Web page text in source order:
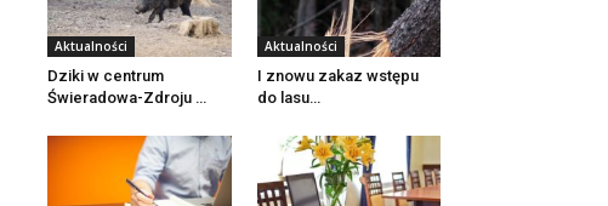
Aktualności
Dziki w centrum
Świeradowa-Zdroju …
Aktualności
I znowu zakaz wstępu
do lasu…